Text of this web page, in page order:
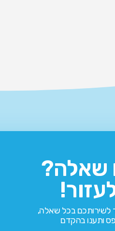
שאלה?
לשירותכם בכל שאלה,
ותענו בהקדם